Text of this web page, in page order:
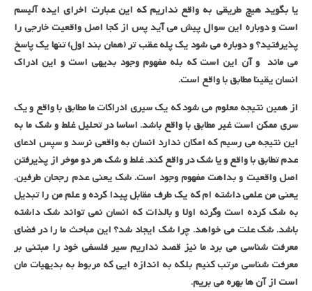
یا بگوید هیچ طریقی به واقع نداریم که این عبارت اخرای ایده آلیسم
است و دوباره این سوال پیش می آید پس از کجا اصل واقعیت خارجی را
پذیرفتید؟ و دوباره می شود یک پله عقب تر (همان بند اول) تنها یک پاسخ
می ماند و آن این است که بله مفهوم وجود بدیهی است و این ادراک
انسان یقینا مطابق با واقع است.
از همین نتیجه معلوم می شود که یک سیری ادراکات ما مطابق با واقع و یک
سری ممکن است غیر مطابق با واقع باشد. اساسا در تحلیل غلط و شک ما به
این نتیجه می رسیم که امکان ندارد انسان به واقعی نرسد و سپس ادعای
عدم تطابق با واقع و یا شک در واقع کند. غلط و شک هر دو موخر از پذیرفتن
اصل واقعیت و بداهت مفهوم وجود است. شک یعنی عدم رجحان طرفین.
یعنی من علمی داشته ام که یک طرف مقابل پیدا کرده و علم من را تبدیل
به شک کرده است وگرنه اولا و بالذات که انسان نمی تواند شک داشته
باشد. شک علت می خواهد. چرا شک ایجاد شد؟ این مباحث ما را در فضای
معرفت شناسی می برد ما نیز قصد نداریم سیر فلسفی خود را مبتنی بر
معرفت شناسی مرتب کنیم بلکه به اندازه ایی که مربوط به بدیهیات مان
است از آن ها بهره می بریم.